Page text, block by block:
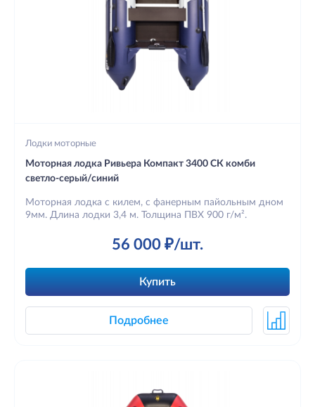
Лодки моторные
Моторная лодка Ривьера Компакт 3400 СК комби
светло-серый/синий
Моторная лодка с килем, с фанерным пайольным дном
9мм. Длина лодки 3,4 м. Толщина ПВХ 900 г/м².
56 000 ₽/шт.
Купить
Подробнее